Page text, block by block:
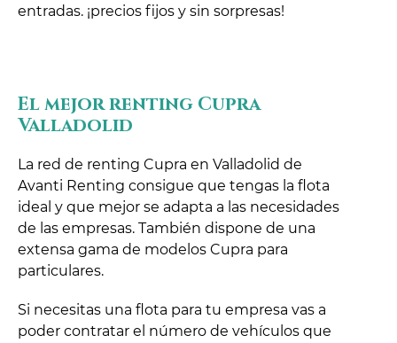
entradas. ¡precios fijos y sin sorpresas!
El mejor renting Cupra
Valladolid
La red de renting Cupra en Valladolid de
Avanti Renting consigue que tengas la flota
ideal y que mejor se adapta a las necesidades
de las empresas. También dispone de una
extensa gama de modelos Cupra para
particulares.
Si necesitas una flota para tu empresa vas a
poder contratar el número de vehículos que